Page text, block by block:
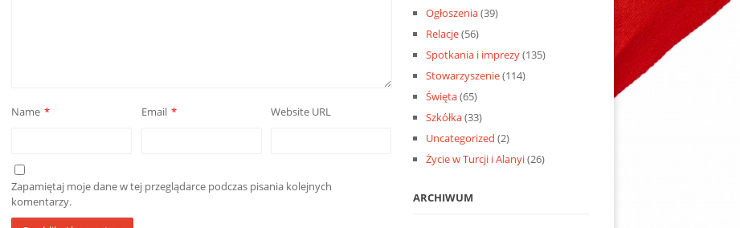
Name * Email * Website URL
Zapamiętaj moje dane w tej przeglądarce podczas pisania kolejnych
komentarzy.
Ogłoszenia(39)
Relacje(56)
Spotkania i imprezy(135)
Stowarzyszenie(114)
Święta(65)
Szkółka(33)
Uncategorized (2)
Życie w Turcji i Alanyi(26)
ARCHIWUM